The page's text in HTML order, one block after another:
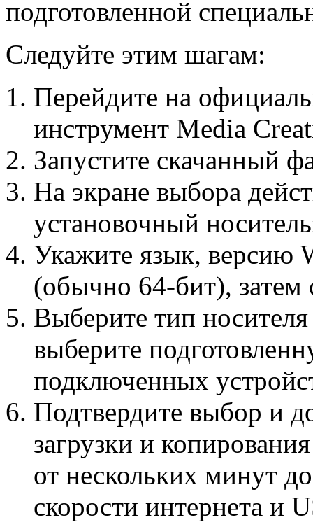
подготовленной
Следуйте этим шагам:
Перейдите на
инструмент Media
Запустите скачанный
На экране выбора
установочный
Укажите язык, версию
(обычно 64-бит), затем
Выберите тип
выберите
подключенных
Подтвердите выбор и
загрузки и
от нескольких минут
скорости интернета и